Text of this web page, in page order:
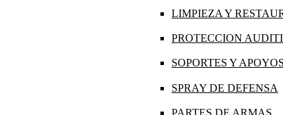
LIMPIEZA Y
PROTECCION
SOPORTES Y APOYOS
SPRAY DE DEFENSA